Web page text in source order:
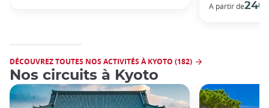
A partir de240
DÉCOUVREZ TOUTES NOS ACTIVITÉS À KYOTO (182)
Nos circuits à Kyoto